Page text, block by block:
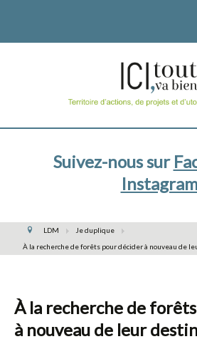
Suivez-nous sur
LDM
Je duplique
À la recherche de forêts pour décider à nouveau de
À la recherche de
à nouveau de leur